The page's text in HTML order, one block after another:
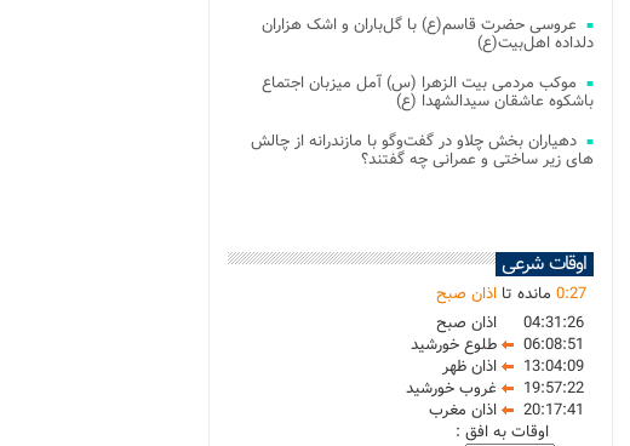
عروسی حضرت قاسم(ع) با گل‌باران و اشک هزاران
دلداده اهل‌بیت(ع)
موکب مردمی بیت‌ الزهرا (س) آمل میزبان اجتماع
باشکوه عاشقان سیدالشهدا (ع)
دهیاران بخش چلاو در گفت‌وگو با مازندرانه از چالش
های زیر ساختی و عمرانی چه گفتند؟
اوقات شرعی
0:27 مانده تا اذان صبح
04:31:26
اذان صبح
06:08:51
طلوع خورشید
13:04:09
اذان ظهر
19:57:22
غروب خورشید
20:17:41
اذان مغرب
اوقات به افق :